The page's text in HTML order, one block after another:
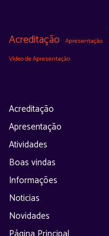
Acreditação Apresentação
Vídeo de Apresentação
Acreditação
Apresentação
Atividades
Boas vindas
Informações
Noticias
Novidades